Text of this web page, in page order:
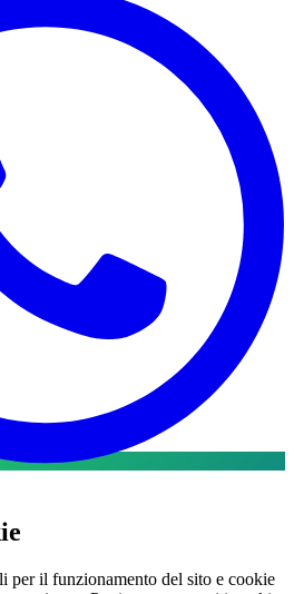
per il funzionamento del sito e cookie